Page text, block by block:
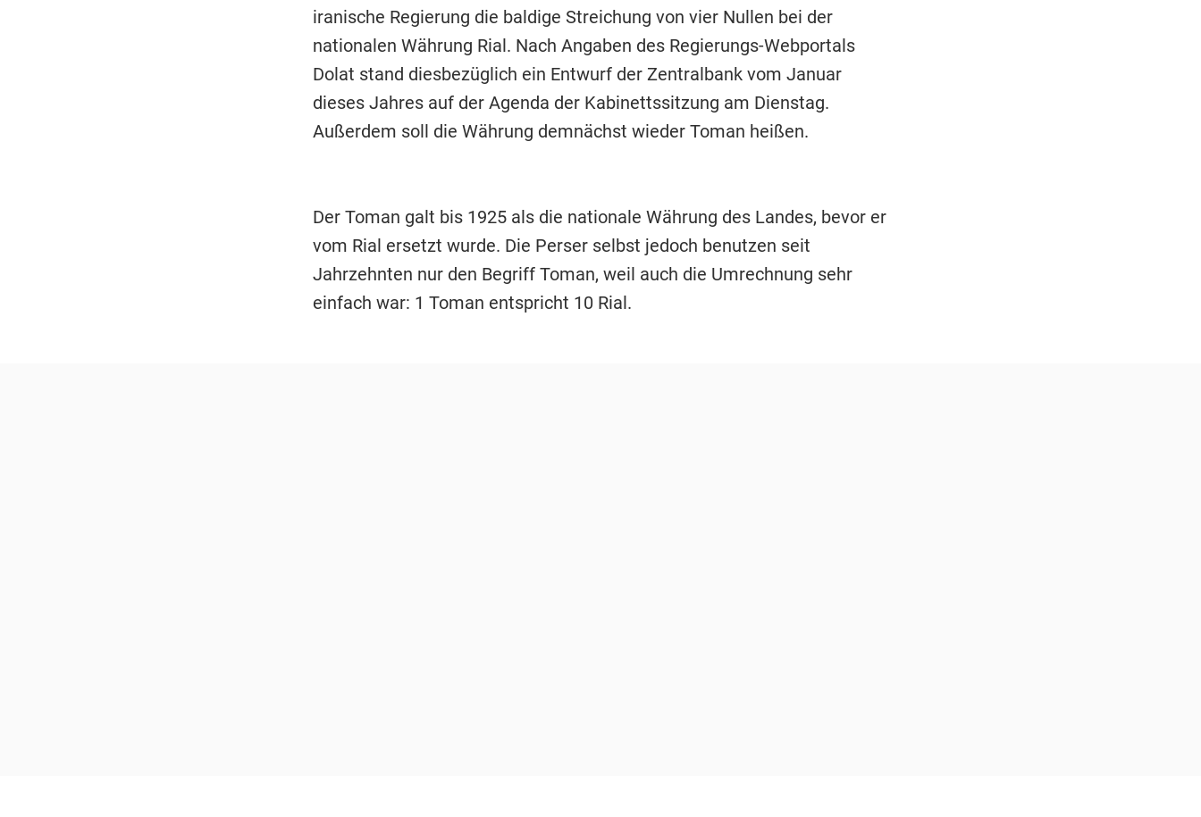
iranische Regierung die baldige Streichung von vier Nullen bei der
nationalen Währung Rial. Nach Angaben des Regierungs-Webportals
Dolat stand diesbezüglich ein Entwurf der Zentralbank vom Januar
dieses Jahres auf der Agenda der Kabinettssitzung am Dienstag.
Außerdem soll die Währung demnächst wieder Toman heißen.
Der Toman galt bis 1925 als die nationale Währung des Landes, bevor er
vom Rial ersetzt wurde. Die Perser selbst jedoch benutzen seit
Jahrzehnten nur den Begriff Toman, weil auch die Umrechnung sehr
einfach war: 1 Toman entspricht 10 Rial.